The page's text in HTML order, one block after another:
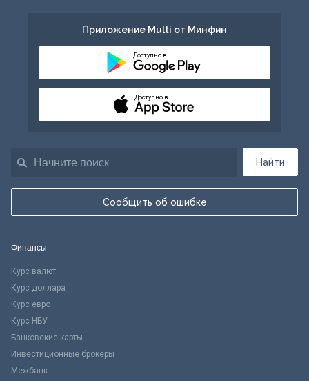
Найти
Сообщить об ошибке
Приложение Multi от Минфин
Доступно в
Доступно в
Финансы
Курс валют
Курс доллара
Курс евро
Курс НБУ
Банковские карты
Инвестиционные брокеры
Межбанк